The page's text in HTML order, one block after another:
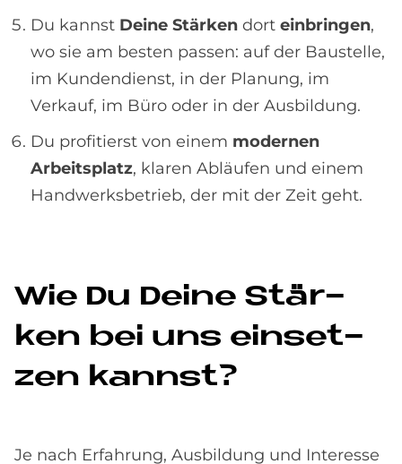
Du kannst Deine Stärken dort einbringen,
wo sie am besten passen: auf der Baustelle,
im Kundendienst, in der Planung, im
Verkauf, im Büro oder in der Ausbildung.
Du profitierst von einem modernen
Arbeitsplatz, klaren Abläufen und einem
Handwerksbetrieb, der mit der Zeit geht.
Wie Du De­i­ne Stär­
ken bei uns ein­set­
zen kannst?
Je nach Erfahrung, Ausbildung und Interesse